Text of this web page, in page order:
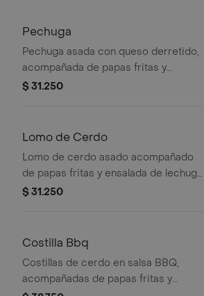
Pechuga
Pechuga asada con queso derretido,
acompañada de papas fritas y
ensalada de lechuga y tomate.
$ 31.250
Lomo de Cerdo
Lomo de cerdo asado acompañado
de papas fritas y ensalada de lechuga
con rodajas de tomate y aderezo.
$ 31.250
Costilla Bbq
Costillas de cerdo en salsa BBQ,
acompañadas de papas fritas y